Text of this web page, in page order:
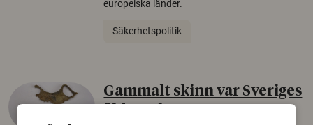
europeiska länder.
Säkerhetspolitik
Gammalt skinn var Sveriges